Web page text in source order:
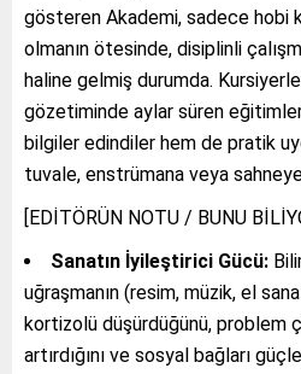
gösteren Akademi, sadece hobi
olmanın ötesinde, disiplinli
haline gelmiş durumda.
gözetiminde aylar süren
bilgiler edindiler hem de pratik
tuvale, enstrümana veya
[EDİTÖRÜN NOTU / BUNU
Sanatın İyileştirici Gücü:
uğraşmanın (resim, müzik, el
kortizolü düşürdüğünü, problem
artırdığını ve sosyal bağları